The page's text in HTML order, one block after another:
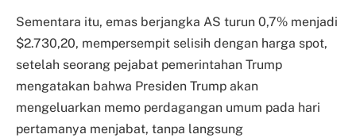
Sementara itu, emas berjangka AS turun 0,7% menjadi
$2.730,20, mempersempit selisih dengan harga spot,
setelah seorang pejabat pemerintahan Trump
mengatakan bahwa Presiden Trump akan
mengeluarkan memo perdagangan umum pada hari
pertamanya menjabat, tanpa langsung